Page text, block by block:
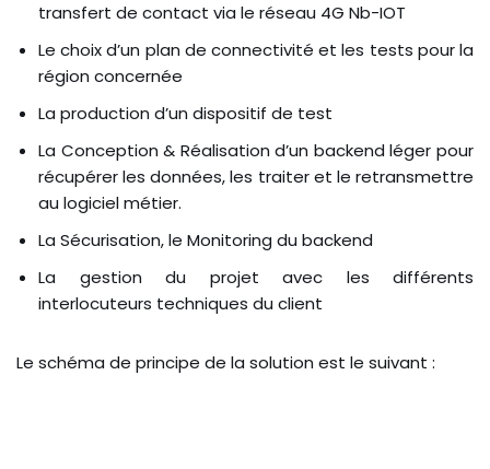
transfert de contact via le réseau 4G Nb-IOT
Le choix d’un plan de connectivité et les tests pour la
région concernée
La production d’un dispositif de test
La Conception & Réalisation d’un backend léger pour
récupérer les données, les traiter et le retransmettre
au logiciel métier.
La Sécurisation, le Monitoring du backend
La gestion du projet avec les différents
interlocuteurs techniques du client
Le schéma de principe de la solution est le suivant :